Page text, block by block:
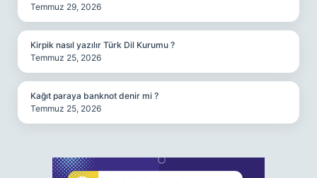
Temmuz 29, 2026
Kirpik nasıl yazılır Türk Dil Kurumu ?
Temmuz 25, 2026
Kağıt paraya banknot denir mi ?
Temmuz 25, 2026